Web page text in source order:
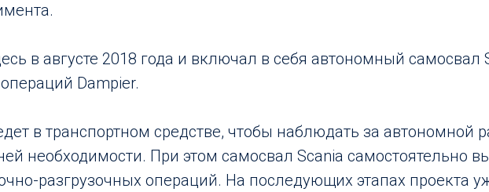
в августе 2018 года и включал в себя автономный самосвал
Dampier.
в транспортном средстве, чтобы наблюдать за автономной
необходимости. При этом самосвал Scania самостоятельно
разгрузочных операций. На последующих этапах проекта